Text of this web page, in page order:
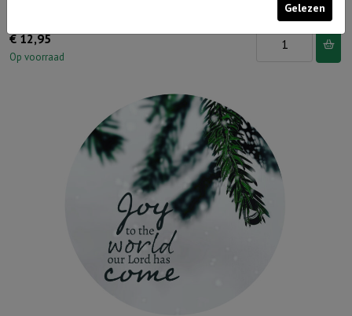
€12,95
Op voorraad
Houten
st
aantal
Gelezen